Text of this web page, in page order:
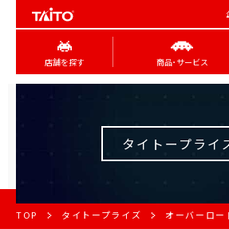
店舗を探す 商品･サービス
タイトープライ
TOP タイトープライズ オーバーロ